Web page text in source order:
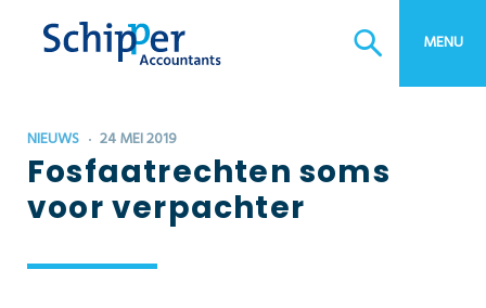
MENU
Btw-advies
Estate planning
NIEUWS 24 MEI 2019
Fosfaatrechten soms
voor verpachter